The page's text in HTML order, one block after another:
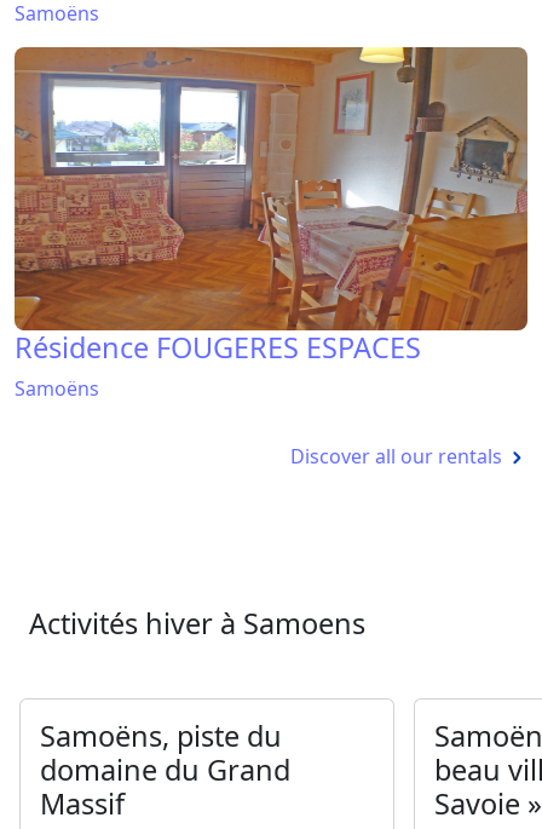
Samoëns
Résidence FOUGERES ESPACES
Samoëns
Discover all our rentals
Activités hiver à Samoens
Samoëns, piste du
domaine du Grand
Massif
beau
Savoie »